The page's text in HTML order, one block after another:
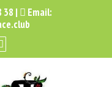
38 |
Email: